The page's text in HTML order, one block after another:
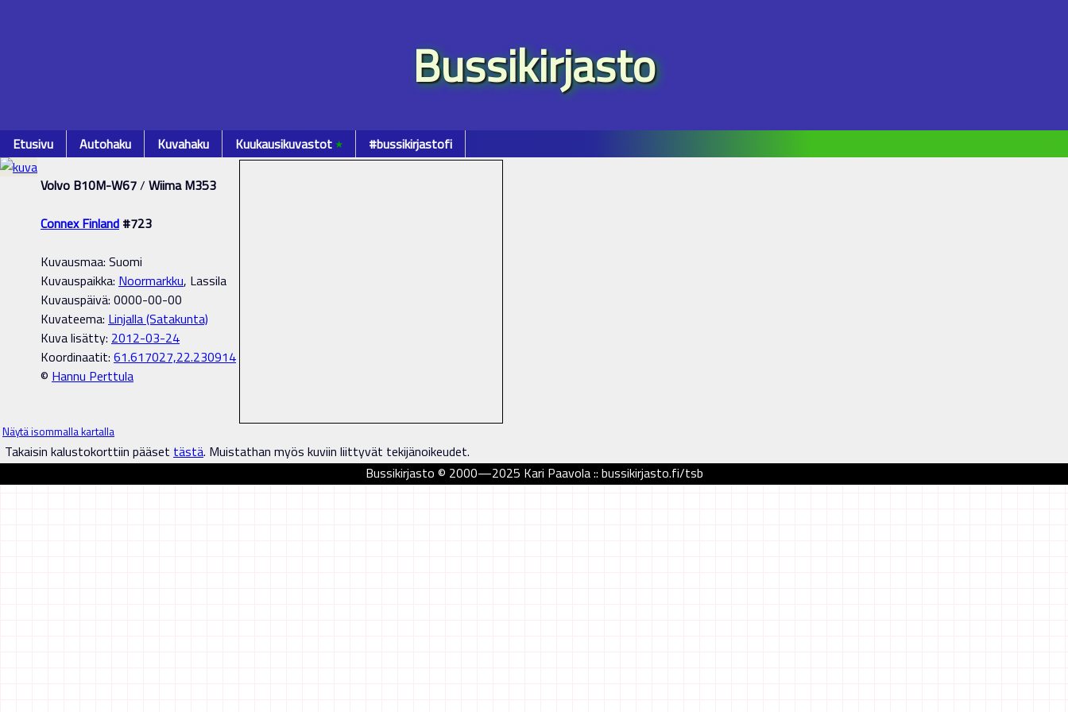
Bussikirjasto
Etusivu Autohaku Kuvahaku Kuukausikuvastot٭ #bussikirjastofi
Volvo B10M-W67/ Wiima M353
Connex Finland #723
Kuvausmaa: Suomi
Kuvauspaikka: Noormarkku, Lassila
Kuvauspäivä: 0000-00-00
Kuvateema: Linjalla (Satakunta)
Kuva lisätty: 2012-03-24
Koordinaatit: 61.617027,22.230914
© Hannu Perttula
Näytä isommalla kartalla
Takaisin kalustokorttiin pääset tästä. Muistathan myös kuviin liittyvät tekijänoikeudet.
Bussikirjasto © 2000—2025 Kari Paavola :: bussikirjasto.fi/tsb